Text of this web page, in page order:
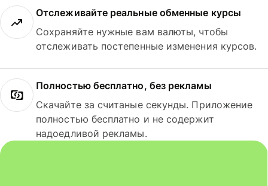
Отслеживайте реальные обменные курсы
Сохраняйте нужные вам валюты, чтобы
отслеживать постепенные изменения курсов.
Полностью бесплатно, без рекламы
Скачайте за считаные секунды. Приложение
полностью бесплатно и не содержит
надоедливой рекламы.